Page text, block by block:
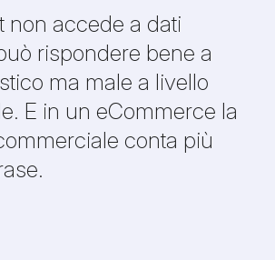
non accede a dati
rispondere bene a
ma male a livello
E in un eCommerce la
conta più